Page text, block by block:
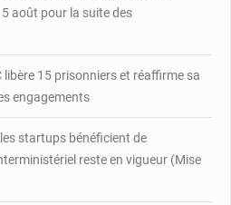
août pour la suite des
libère 15 prisonniers et réaffirme sa
engagements
startups bénéficient de
reste en vigueur (Mise